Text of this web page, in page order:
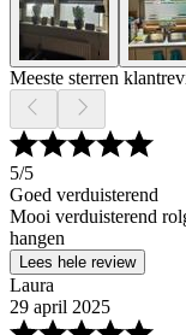
Meeste sterren
5/5
Goed verduisterend
Mooi verduisterend
hangen
Lees hele review
Laura
29 april 2025